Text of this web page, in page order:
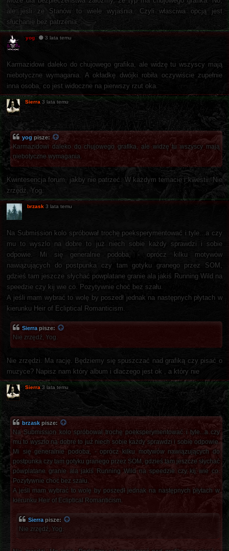
ale jesli ze Stanów to wiele wyjaśnia. Czyli własciwa opcją jest
słuchanie bez patrzenia.
yog 3 lata temu
Karmazidowi daleko do chujowego grafika, ale widzę tu wszyscy mają
niebotyczne wymagania. A okładkę dwójki robiła oczywiście zupełnie
inna osoba, co jest widoczne na pierwszy rzut oka.
Sierra 3 lata temu
yog pisze:
Karmazidowi daleko do chujowego grafika, ale widzę tu wszyscy mają
niebotyczne wymagania.
Kwintesencja forum, jakby nie patrzeć. W każdym temacie i kwestii. Nie
zrzędź, Yog.
brzask 3 lata temu
Na Submission kolo spróbował trochę poeksperymentować i tyle...a czy
mu to wyszlo na dobre to już niech sobie każdy sprawdzi i sobie
odpowie. Mi się generalnie podoba, - oprócz kilku motywów
nawiązujących do postpunka czy tam gotyku granego przez SOM,
gdzieś tam jeszcze słychać powplatane granie ala jakiś Running Wild na
speedzie czy kij wie co. Pozytywnie choć bez szału.
A jeśli mam wybrać to wolę by poszedł jednak na następnych płytach w
kierunku Heir of Ecliptical Romanticism.
Sierra pisze:
Nie zrzędź, Yog.
Nie zrzędzi. Ma rację. Będziemy się spuszczać nad grafiką czy pisać o
muzyce? Napisz nam który album i dlaczego jest ok , a który nie
Sierra 3 lata temu
brzask pisze:
Na Submission kolo spróbował trochę poeksperymentować i tyle...a czy
mu to wyszlo na dobre to już niech sobie każdy sprawdzi i sobie odpowie.
Mi się generalnie podoba, - oprócz kilku motywów nawiązujących do
postpunka czy tam gotyku granego przez SOM, gdzieś tam jeszcze słychać
powplatane granie ala jakiś Running Wild na speedzie czy kij wie co.
Pozytywnie choć bez szału.
A jeśli mam wybrać to wolę by poszedł jednak na następnych płytach w
kierunku Heir of Ecliptical Romanticism.
Sierra pisze:
Nie zrzędź, Yog.